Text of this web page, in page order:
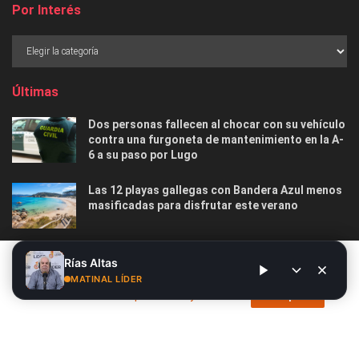
Por Interés
Últimas
Dos personas fallecen al chocar con su vehículo
contra una furgoneta de mantenimiento en la A-
6 a su paso por Lugo
Las 12 playas gallegas con Bandera Azul menos
masificadas para disfrutar este verano
O Marisquiño 2026 en Vigo: programa completo,
horarios, conciertos, deportes y todo lo que
debes saber
Rías Altas
MATINAL LÍDER
Este sitio web utiliza cookies. Al continuar utilizando este sitio
web, usted da su consentimiento para el uso de cookies. Visite